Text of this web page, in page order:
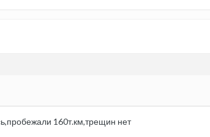
160т.км,трещин нет